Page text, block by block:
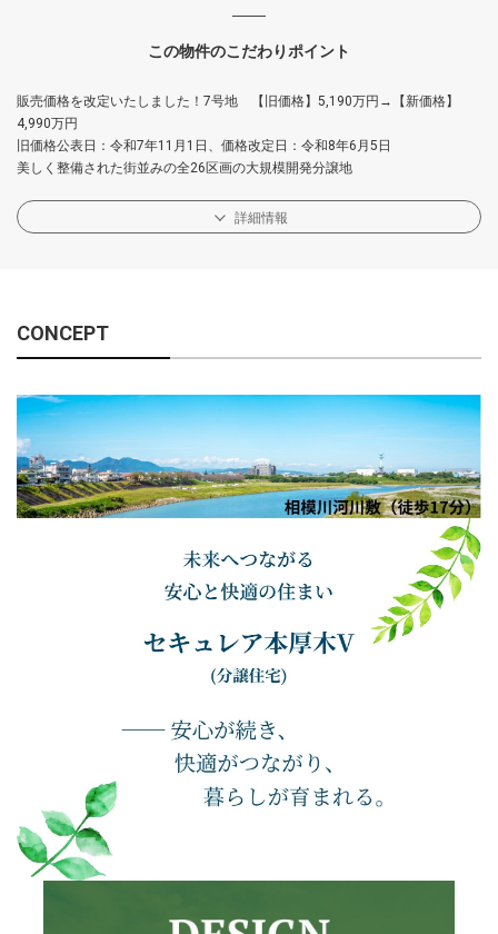
この物件のこだわりポイント
販売価格を改定いたしました！7号地 【旧価格】5,190万円→【新価格】
4,990万円
旧価格公表日：令和7年11月1日、価格改定日：令和8年6月5日
美しく整備された街並みの全26区画の大規模開発分譲地
詳細情報
CONCEPT